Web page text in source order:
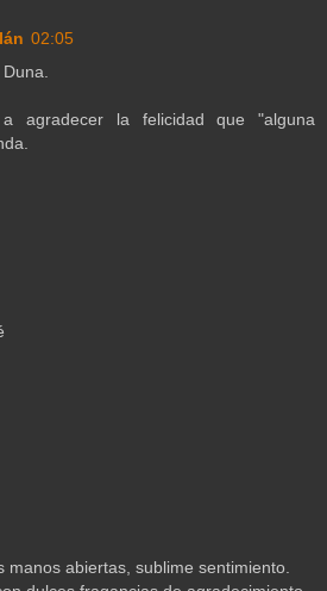
02:05
agradecer la felicidad que "alguna
manos abiertas, sublime sentimiento.